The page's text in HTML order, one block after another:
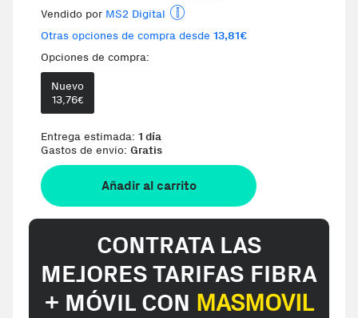
Vendido por MS2 Digital
Otras opciones de compra desde 13,81€
Opciones de compra:
Nuevo
13,76€
Entrega estimada: 1 día
Gastos de envio: Gratis
Añadir al carrito
CONTRATA LAS
MEJORES TARIFAS FIBRA
+ MÓVIL CON MASMOVIL